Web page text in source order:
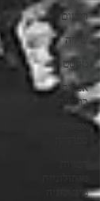
רישום
שירה
טקסט
אמנות
בריטית
אמנות
מיתולוגיה